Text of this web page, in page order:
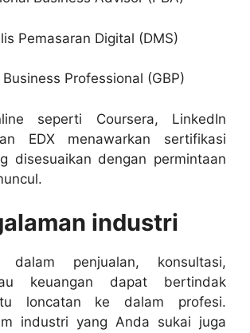
Pemasaran Digital (DMS)
Professional (GBP)
seperti Coursera, LinkedIn
EDX menawarkan sertifikasi
disesuaikan dengan permintaan
industri
dalam penjualan, konsultasi,
keuangan dapat bertindak
loncatan ke dalam profesi.
industri yang Anda sukai juga